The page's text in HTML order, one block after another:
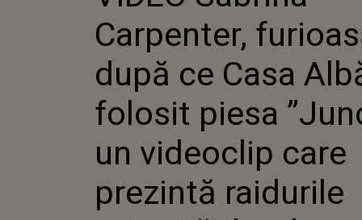
ÎNTR-
CARE
MALEFIC
Carpenter,
după ce Casa
folosit piesa
un videoclip care
prezintă raidurile